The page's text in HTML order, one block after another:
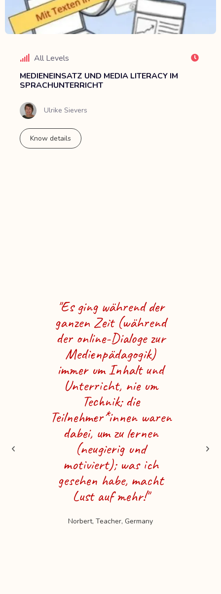
All Levels
MEDIENEINSATZ UND MEDIA LITERACY IM
SPRACHUNTERRICHT
Ulrike Sievers
Know details
"Es ging während der
ganzen Zeit (während
der online-Dialoge zur
Medienpädagogik)
immer um Inhalt und
Unterricht, nie um
Technik; die
Teilnehmer*innen waren
dabei, um zu lernen
(neugierig und
motiviert); was ich
gesehen habe, macht
Lust auf mehr!"
Norbert, Teacher, Germany